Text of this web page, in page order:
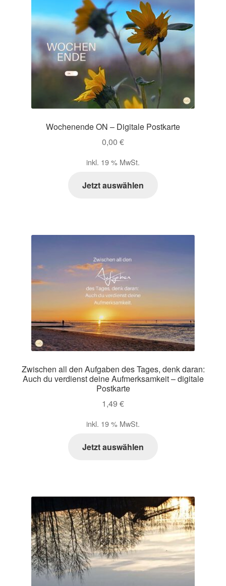
Wochenende ON – Digitale Postkarte
0,00 €
inkl. 19 % MwSt.
Jetzt auswählen
Zwischen all den Aufgaben des Tages, denk daran:
Auch du verdienst deine Aufmerksamkeit – digitale
Postkarte
1,49 €
inkl. 19 % MwSt.
Jetzt auswählen